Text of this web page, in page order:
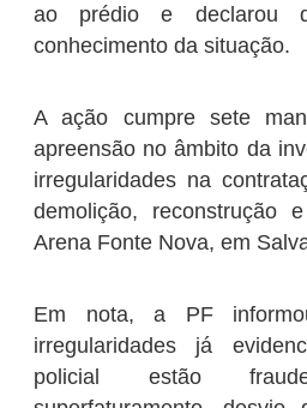
ao prédio e declarou
conhecimento da situação.
A ação cumpre sete
apreensão no âmbito da
irregularidades na
demolição, reconstrução
Arena Fonte Nova, em
Em nota, a PF
irregularidades já
policial estão